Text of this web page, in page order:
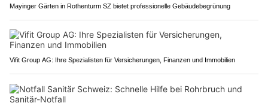
Mayinger Gärten in Rothenturm SZ bietet professionelle Gebäudebegrünung
Vifit Group AG: Ihre Spezialisten für Versicherungen, Finanzen und Immobilien